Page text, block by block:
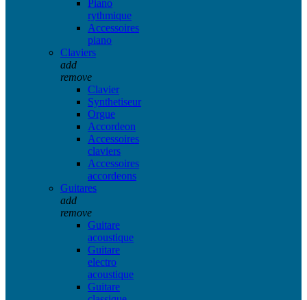
Piano
rythmique
Accessoires
piano
Claviers
add
remove
Clavier
Synthetiseur
Orgue
Accordeon
Accessoires
claviers
Accessoires
accordeons
Guitares
add
remove
Guitare
acoustique
Guitare
electro
acoustique
Guitare